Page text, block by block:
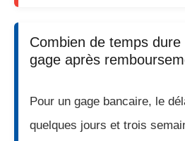
Combien de temps dure
gage après
Pour un gage bancaire, le
quelques jours et trois